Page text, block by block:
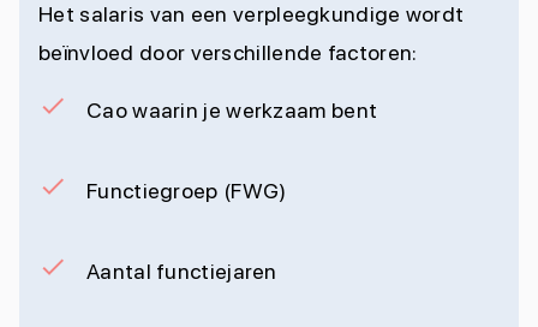
Het salaris van een verpleegkundige wordt
beïnvloed door verschillende factoren:
Cao waarin je werkzaam bent
Functiegroep (FWG)
Aantal functiejaren